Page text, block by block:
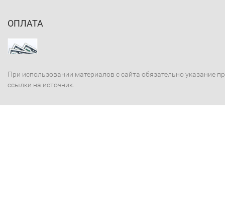
ОПЛАТА
При использовании материалов с сайта обязательно указание
ссылки на источник.